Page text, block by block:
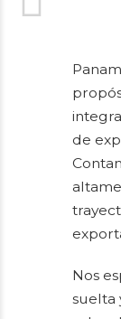
de
Nos
suelta